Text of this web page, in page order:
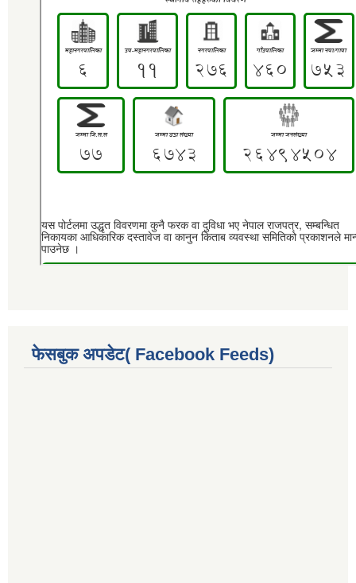
फेसबुक अपडेट( Facebook Feeds)